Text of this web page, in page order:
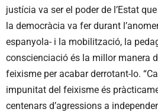
justícia va ser el poder de l’Estat
la democràcia va fer durant
espanyola- i la mobilització, la
conscienciació és la millor manera
feixisme per acabar derrotant-lo.
impunitat del feixisme és
centenars d’agressions a